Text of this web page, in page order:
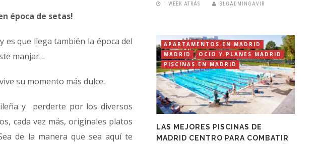
época de setas!
que llega también la época del
manjar…
su momento más dulce.
y perderte por los diversos
cada vez más, originales platos
de la manera que sea aquí te
1 WEEK ATRÁS BLGADMINGAVIR
APARTAMENTOS EN MADRID
MADRID
OCIO Y PLANES MADRID
PISCINAS EN MADRID
LAS MEJORES PISCINAS DE
MADRID CENTRO PARA COMBATIR